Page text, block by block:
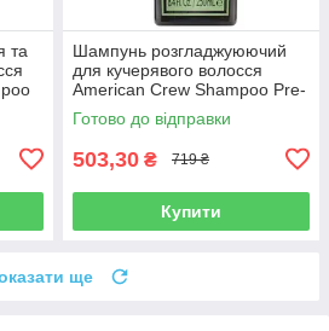
та
Шампунь розгладжуюючий
для кучерявого волосся
American Crew Shampoo Pre-
styling Forming 250 мл
Готово до відправки
503,30 ₴ 719 ₴
Купити
ще